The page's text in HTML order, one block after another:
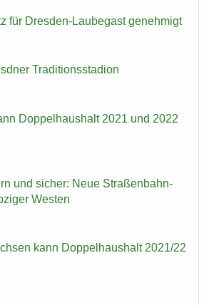
für Dresden-​Laubegast ge­neh­migt
Tra­di­ti­ons­sta­di­on
Dop­pel­haus­halt 2021 und 2022
und si­cher: Neue Stra­ßen­bahn­
Wes­ten
kann Dop­pel­haus­halt 2021/22